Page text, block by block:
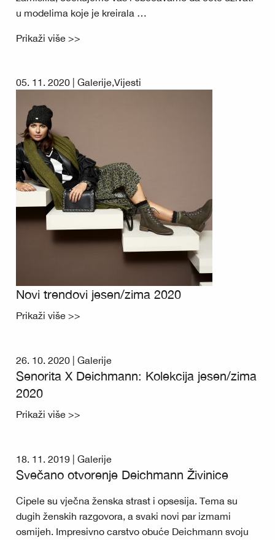
u modelima koje je kreirala …
Prikaži više >>
05. 11. 2020 | Galerije,Vijesti
Novi trendovi jesen/zima 2020
Prikaži više >>
26. 10. 2020 | Galerije
Senorita X Deichmann: Kolekcija jesen/zima
2020
Prikaži više >>
18. 11. 2019 | Galerije
Svečano otvorenje Deichmann Živinice
Cipele su vječna ženska strast i opsesija. Tema su
dugih ženskih razgovora, a svaki novi par izmami
osmijeh. Impresivno carstvo obuće Deichmann svoju